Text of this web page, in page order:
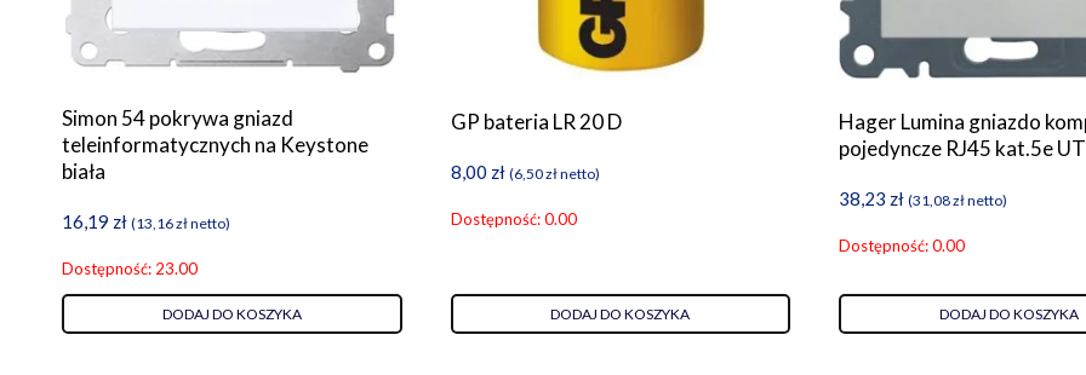
Simon 54 pokrywa gniazd
teleinformatycznych na Keystone
biała
16,19 zł (13,16złnetto)
Dostępność: 23.00
DODAJ DO KOSZYKA
GP bateria LR 20 D
8,00 zł (6,50złnetto)
Dostępność: 0.00
DODAJ DO KOSZYKA
Hager Lumina gniazdo
pojedyncze RJ45 kat.5e
38,23 zł (31,08złnetto)
Dostępność: 0.00
DODAJ DO KOSZYKA